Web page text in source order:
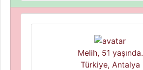
Melih, 51 yaşında.
Türkiye, Antalya